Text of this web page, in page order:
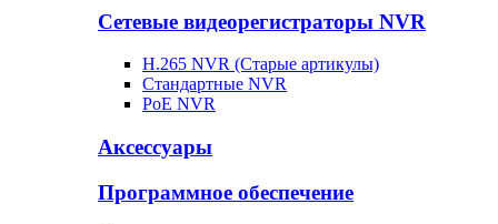
Сетевые видеорегистраторы NVR
H.265 NVR (Старые артикулы)
Стандартные NVR
PoE NVR
Аксессуары
Программное обеспечение